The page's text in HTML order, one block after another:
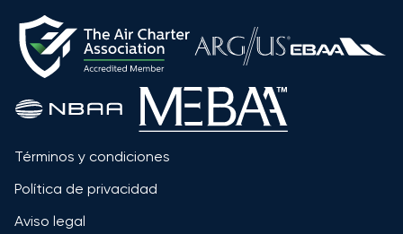
Términos y condiciones
Política de privacidad
Aviso legal